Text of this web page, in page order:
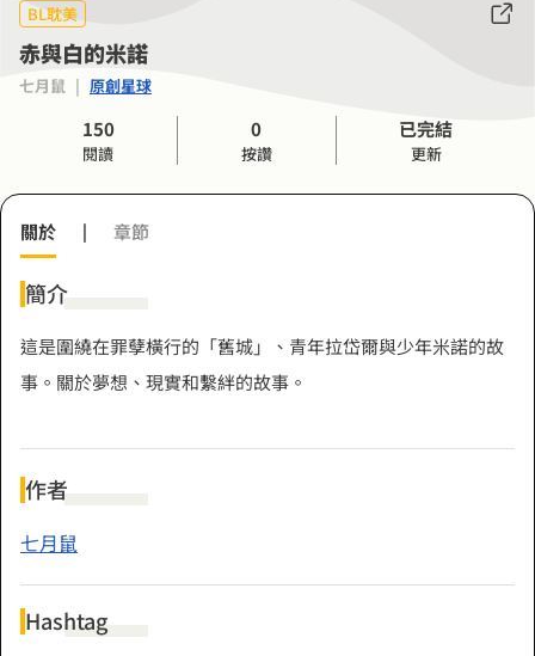
BL耽美
赤與白的米諾
七月鼠 | 原創星球
150
閱讀
0
按讚
已完結
更新
關於 | 章節
簡介
這是圍繞在罪孽橫行的「舊城」、青年拉岱爾與少年米諾的故
事。關於夢想、現實和繫絆的故事。
作者
七月鼠
Hashtag